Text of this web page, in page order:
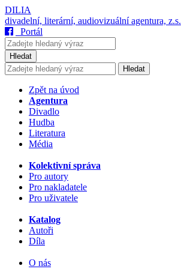
DILIA
divadelní, literární, audiovizuální agentura, z.s.
Portál
Hledat
Hledat
Zpět na úvod
Agentura
Divadlo
Hudba
Literatura
Média
Kolektivní správa
Pro autory
Pro nakladatele
Pro uživatele
Katalog
Autoři
Díla
O nás